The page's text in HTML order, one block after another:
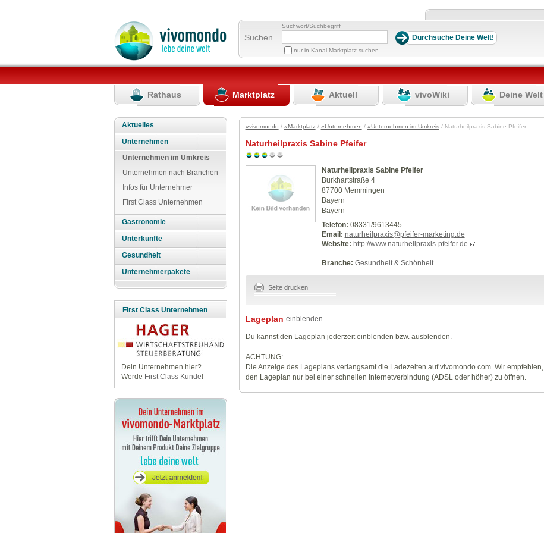
Suchen
Suchwort/Suchbegriff
nur in Kanal Marktplatz suchen
Rathaus Marktplatz Aktuell vivoWiki Deine Welt
Aktuelles
Unternehmen
Unternehmen im Umkreis
Unternehmen nach Branchen
Infos für Unternehmer
First Class Unternehmen
Gastronomie
Unterkünfte
Gesundheit
Unternehmerpakete
First Class Unternehmen
Dein Unternehmen hier?
Werde First Class Kunde!
»vivomondo / »Marktplatz/ »Unternehmen / »Unternehmen im Umkreis/ Naturheilpraxis Sabine Pfeifer
Naturheilpraxis Sabine Pfeifer
Naturheilpraxis Sabine Pfeifer
Burkhartstraße 4
87700 Memmingen
Bayern
Bayern
Telefon: 08331/9613445
Email: naturheilpraxis@pfeifer-marketing.de
Website: http://www.naturheilpraxis-pfeifer.de
Branche: Gesundheit & Schönheit
Seite drucken
Lageplan einblenden
Du kannst den Lageplan jederzeit einblenden bzw. ausblenden.
ACHTUNG:
Die Anzeige des Lageplans verlangsamt die Ladezeiten auf vivomondo.com. Wir empfehlen,
den Lageplan nur bei einer schnellen Internetverbindung (ADSL oder höher) zu öffnen.